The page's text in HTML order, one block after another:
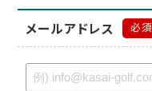
メールアドレス 必須